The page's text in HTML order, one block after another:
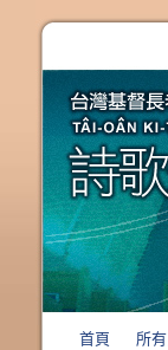
首頁 所